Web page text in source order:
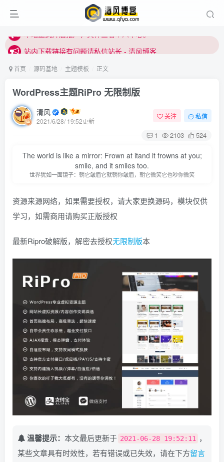
站内下载链接有问题请私信站长 - 清风博客
首页 源码基地 主题模板 正文
WordPress主题RiPro 无限制版
清风
2021/6/28/ 19:52更新
关注 私信
1 2103 524
The world is like a mirror: Frown at itand it frowns at you;
smile, and it smiles too.
世界犹如一面镜子：朝它皱眉它就朝你皱眉，朝它微笑它也吵你微笑
资源来源网络，如果需要授权，请大家更换源码，模块仅供
学习，如需商用请购买正版授权
最新Ripro破解版，解密去授权无限制版本
温馨提示： 本文最后更新于 2021-06-28 19:52:11
，
某些文章具有时效性，若有错误或已失效，请在下方留言